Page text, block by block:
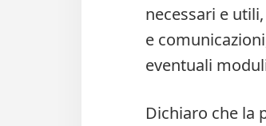
necessari e
e
eventuali
Dichiaro che la